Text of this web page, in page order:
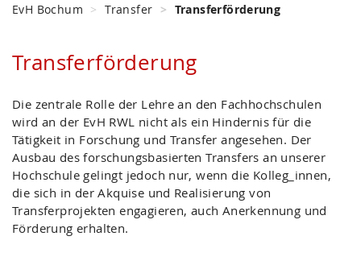
EvH Bochum Transfer Transferförderung
Transferförderung
Die zentrale Rolle der Lehre an den Fachhochschulen
wird an der EvH RWL nicht als ein Hindernis für die
Tätigkeit in Forschung und Transfer angesehen. Der
Ausbau des forschungsbasierten Transfers an unserer
Hochschule gelingt jedoch nur, wenn die Kolleg_innen,
die sich in der Akquise und Realisierung von
Transferprojekten engagieren, auch Anerkennung und
Förderung erhalten.